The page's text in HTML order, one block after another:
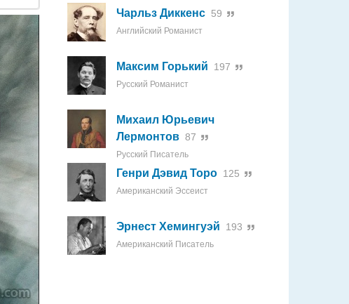
Чарльз Диккенс 59
Английский Романист
Максим Горький 197
Русский Романист
Михаил Юрьевич
Лермонтов 87
Русский Писатель
Генри Дэвид Торо 125
Американский Эссеист
Эрнест Хемингуэй 193
Американский Писатель